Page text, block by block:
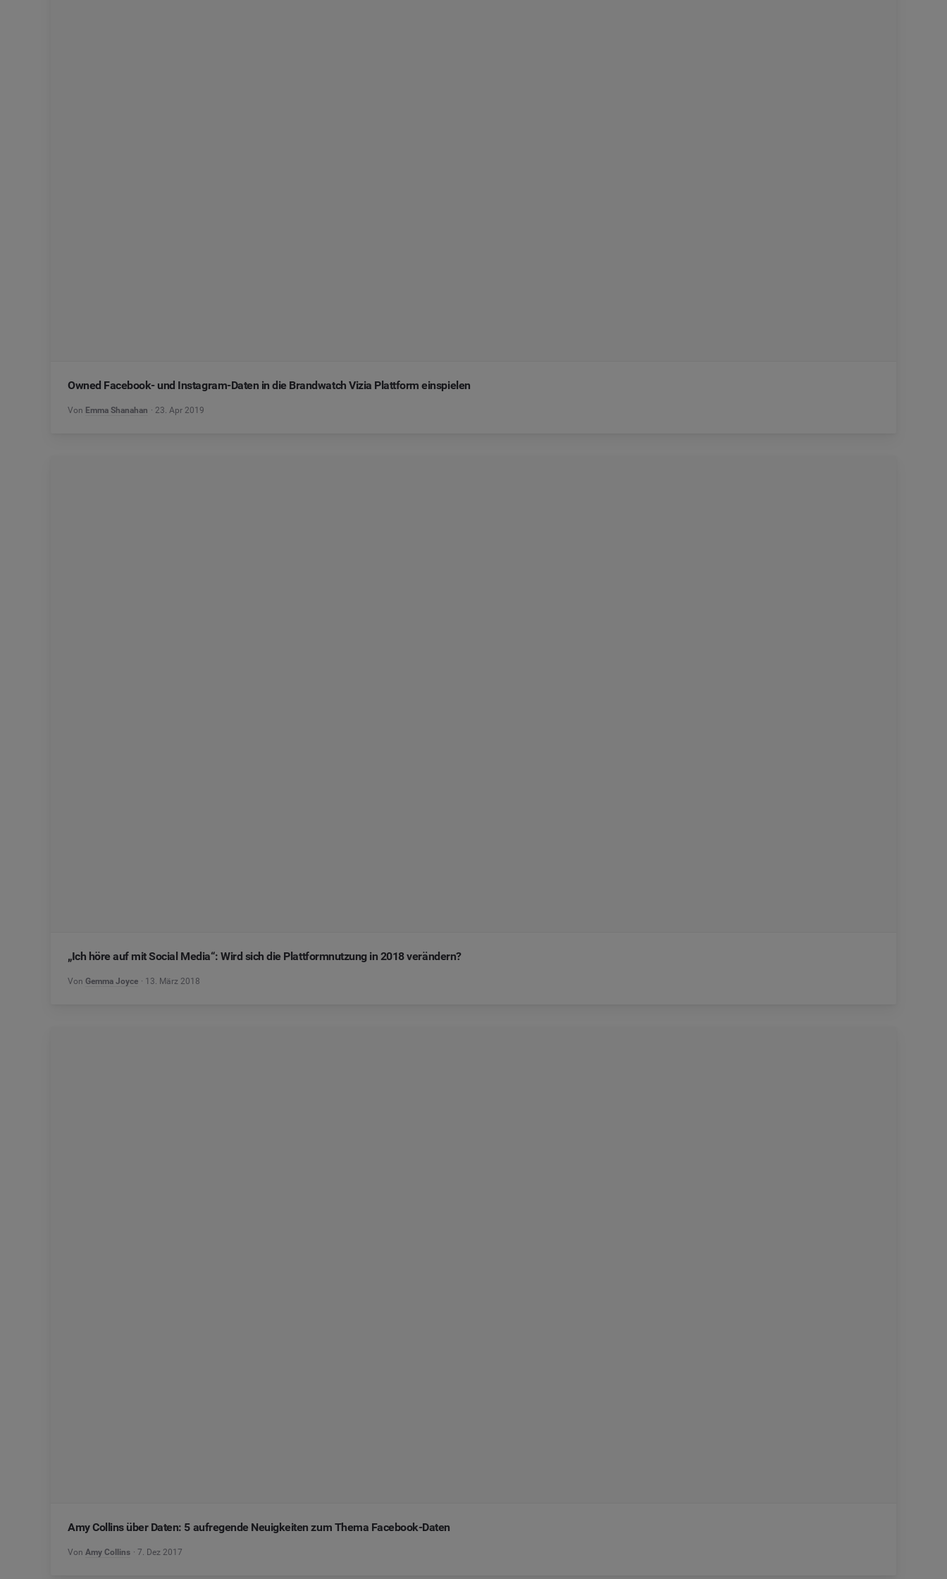
Owned Facebook- und Instagram-Daten in die Brandwatch Vizia Plattform einspielen
Von Emma Shanahan 23. Apr 2019
„Ich höre auf mit Social Media“: Wird sich die Plattformnutzung in 2018 verändern?
Von Gemma Joyce 13. März 2018
Amy Collins über Daten: 5 aufregende Neuigkeiten zum Thema Facebook-Daten
Von Amy Collins 7. Dez 2017